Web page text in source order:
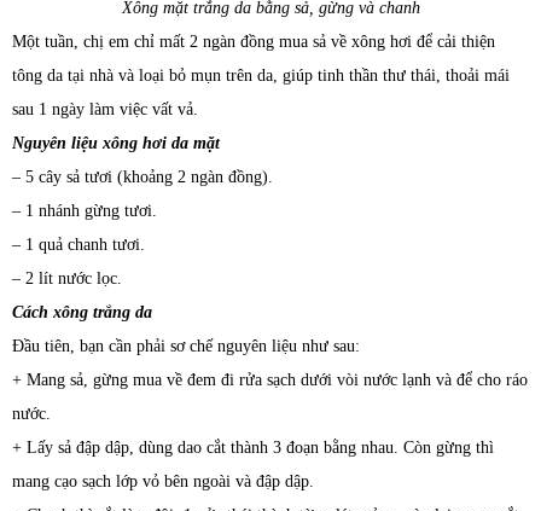
Xông mặt trắng da bằng sả, gừng và chanh
Một tuần, chị em chỉ mất 2 ngàn đồng mua sả về xông hơi để cải thiện
tông da tại nhà và loại bỏ mụn trên da, giúp tinh thần thư thái, thoải mái
sau 1 ngày làm việc vất vả.
Nguyên liệu xông hơi da mặt
– 5 cây sả tươi (khoảng 2 ngàn đồng).
– 1 nhánh gừng tươi.
– 1 quả chanh tươi.
– 2 lít nước lọc.
Cách xông trắng da
Đầu tiên, bạn cần phải sơ chế nguyên liệu như sau:
+ Mang sả, gừng mua về đem đi rửa sạch dưới vòi nước lạnh và để cho ráo
nước.
+ Lấy sả đập dập, dùng dao cắt thành 3 đoạn bằng nhau. Còn gừng thì
mang cạo sạch lớp vỏ bên ngoài và đập dập.